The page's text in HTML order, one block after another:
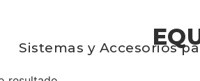
Sistemas y Accesorios